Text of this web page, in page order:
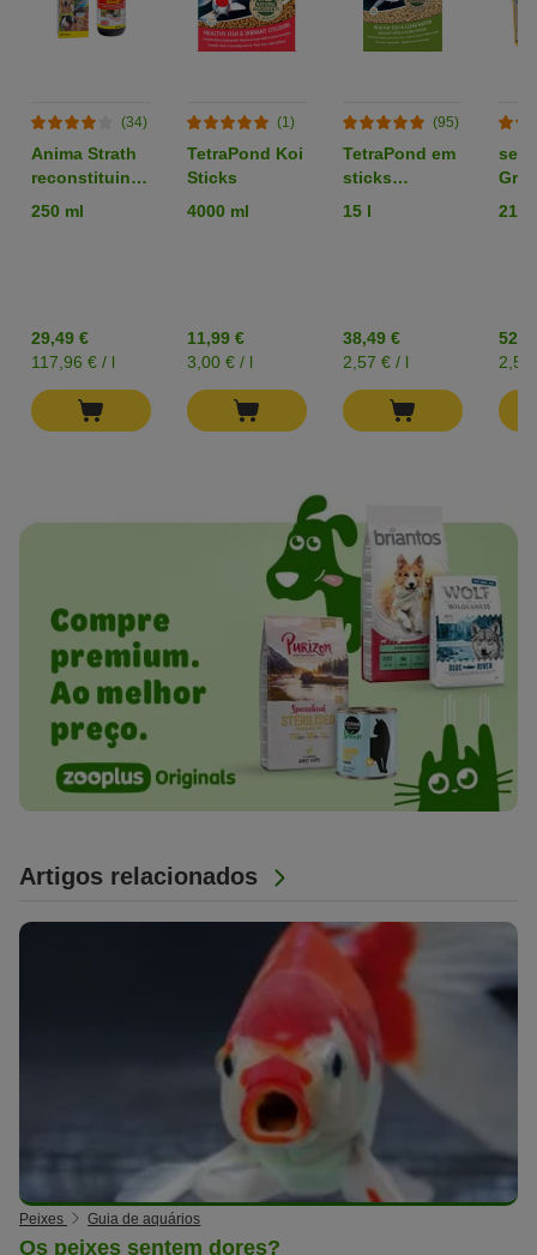
Artigos relacionados
Peixes Guia de aquários
Os peixes sentem dores?
(34)
Anima Strath
reconstituinte
para cães e
250 ml
29,49 €
117,96 € / l
(1)
TetraPond Koi
Sticks
4000 ml
11,99 €
3,00 € / l
(95)
TetraPond em
sticks
Alimento para
15 l
38,49 €
2,57 € / l
21
2,52